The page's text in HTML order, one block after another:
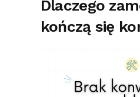
Dlaczego
kończą się